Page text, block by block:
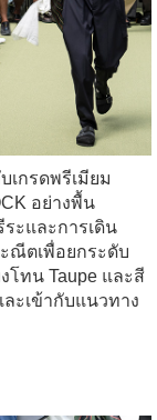
กรดพรีเมียม
อย่างพื้น
ระและการเดิน
ณีตเพื่อยกระดับ
โทน Taupe และสี
ะเข้ากับแนวทาง